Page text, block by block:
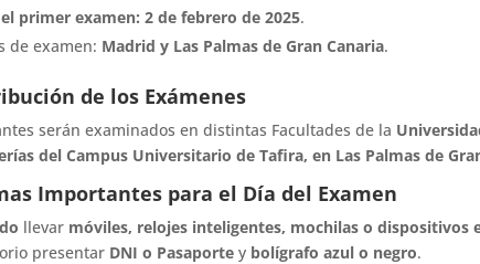
primer examen: 2 de febrero de 2025.
de examen: Madrid y Las Palmas de Gran Canaria.
de los Exámenes
serán examinados en distintas Facultades de la
del Campus Universitario de Tafira, en Las Palmas de
Importantes para el Día del Examen
llevar móviles, relojes inteligentes, mochilas o dispositivos
presentar DNI o Pasaportey bolígrafo azul o negro.